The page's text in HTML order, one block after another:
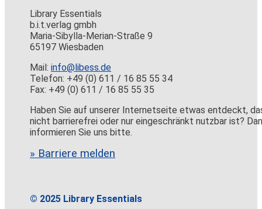
Library Essentials
b.i.t.verlag gmbh
Maria-Sibylla-Merian-Straße 9
65197 Wiesbaden
Mail:info@libess.de
Telefon: +49 (0) 611 / 16 85 55 34
Fax: +49 (0) 611 / 16 85 55 35
Haben Sie auf unserer Internetseite etwas entdeckt,
nicht barrierefrei oder nur eingeschränkt nutzbar ist?
informieren Sie uns bitte.
» Barriere melden
© 2025 Library Essentials